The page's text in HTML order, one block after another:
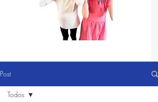
Post
Todos